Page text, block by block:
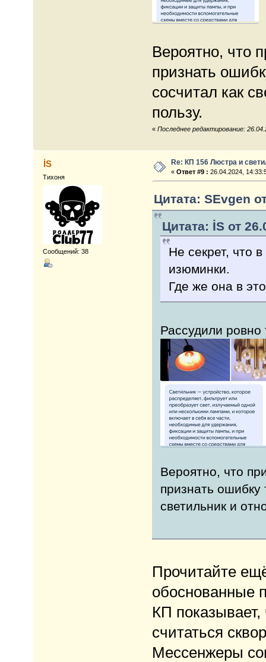
Вероятно, что
признать
сосчитал как
пользу.
« Последнее редактирование:
İS
Тихоня
Сообщений: 38
Re: КП 156 Люстра и
«Ответ #9 : 26.04.2024,
Цитата: SEvgen
Цитата: İS от
Не секрет, что
изюминки.
Где же она в
Рассудили ровно
Вероятно, что
признать ошибку
светильник и
Прочитайте
обоснованные
КП
считаться
Мессенжеры